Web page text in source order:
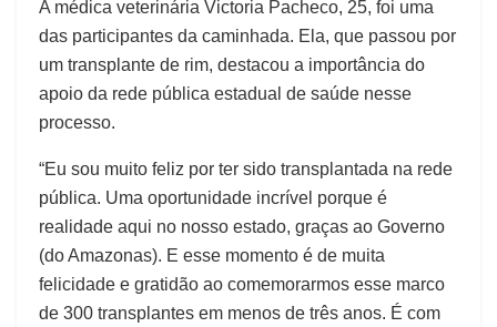
A médica veterinária Victoria Pacheco, 25, foi uma
das participantes da caminhada. Ela, que passou por
um transplante de rim, destacou a importância do
apoio da rede pública estadual de saúde nesse
processo.
“Eu sou muito feliz por ter sido transplantada na rede
pública. Uma oportunidade incrível porque é
realidade aqui no nosso estado, graças ao Governo
(do Amazonas). E esse momento é de muita
felicidade e gratidão ao comemorarmos esse marco
de 300 transplantes em menos de três anos. É com